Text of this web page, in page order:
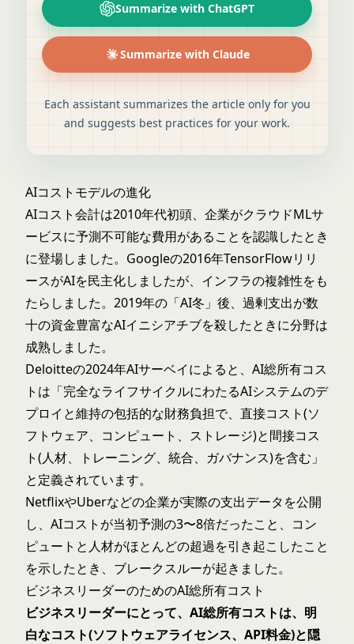
Summarize with ChatGPT
Summarize with Claude
Each assistant summarizes the article only for you
and suggests best practices for your work.
AIコストモデルの進化
AIコスト会計は2010年代初頭、企業がクラウドMLサ
ービスに予測不可能な費用があることを認識したとき
に登場しました。Googleの2016年TensorFlowリリ
ースがAIを民主化しましたが、インフラの複雑性をも
たらしました。2019年の「AI冬」後、過剰支出が数
十の資金豊富なAIイニシアチブを殺したときに分野は
成熟しました。
Deloitteの2024年AIサーベイによると、AI総所有コス
トは「完全なライフサイクルにわたるAIシステムのデ
プロイと維持の包括的な財務負担で、直接コスト(ソ
フトウェア、コンピュート、ストレージ)と間接コス
ト(人材、トレーニング、統合、ガバナンス)を含む」
と定義されています。
NetflixやUberなどの企業が実際の支出データを公開
し、AIコストが当初予測の3〜8倍だったこと、コン
ピュートと人材がほとんどの超過を引き起こしたこと
を示したとき、ブレークスルーが起きました。
ビジネスリーダーのためのAI総所有コスト
ビジネスリーダーにとって、AI総所有コストは、明
白なコスト(ソフトウェアライセンス、API料金)と隠